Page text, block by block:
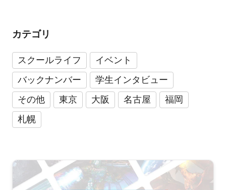
カテゴリ
スクールライフ
イベント
バックナンバー
学生インタビュー
その他
東京 大阪 名古屋
福岡
札幌